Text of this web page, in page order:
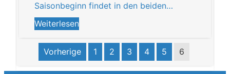
Saisonbeginn findet in den beiden…
Weiterlesen
Vorherige 1 2 3 4 5 6